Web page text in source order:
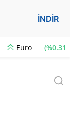
İNDİR
Euro (%0.31)